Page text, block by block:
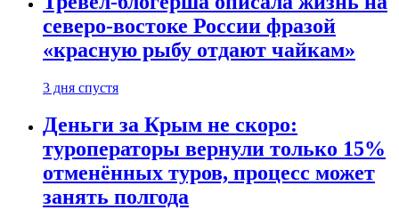
северо-востоке России фразой
«красную рыбу отдают чайкам»
3 дня спустя
Деньги за Крым не скоро:
туроператоры вернули только 15%
отменённых туров, процесс может
занять полгода